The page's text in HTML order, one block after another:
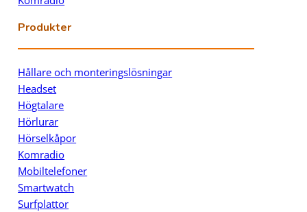
Produkter
Hållare och monteringslösningar
Headset
Högtalare
Hörlurar
Hörselkåpor
Komradio
Mobiltelefoner
Smartwatch
Surfplattor